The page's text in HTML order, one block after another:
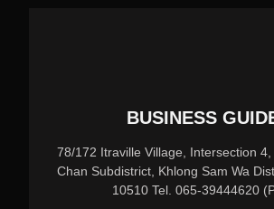
BUSINESS
78/172 Itraville Village, Intersection
Chan Subdistrict, Khlong Sam Wa
10510 Tel. 065-39444620